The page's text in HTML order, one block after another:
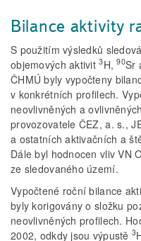
Bilance aktivity
S použitím výsledků
objemových aktivit3H,90Sr
ČHMÚ byly vypočteny
v konkrétních profilech.
neovlivněných a
provozovatele ČEZ, a. s.,
a ostatních aktivačních a
Dále byl hodnocen vliv VN
ze sledovaného území.
Vypočtené roční bilance
byly korigovány o složku
neovlivněných profilech.
2002, odkdy jsou výpustě 3